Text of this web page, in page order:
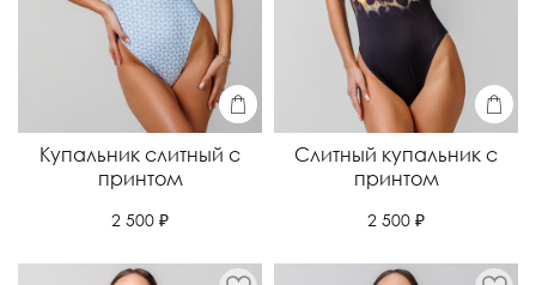
Купальник слитный с
принтом
2 500 ₽
Слитный купальник с
принтом
2 500 ₽